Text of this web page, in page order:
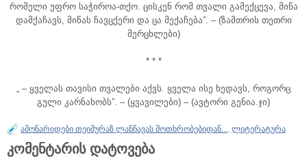
რომელი უფრო საჭიროა-თქო. ცისკენ რომ თვალი გამექცევა, მიწა
დამქაჩავს, მიწას ჩავცქერი და ცა მექაჩება”. – (ზამთრის თეთრი
მერცხლები)
* * *
„ – ყველას თავისი თვალები აქვს. ყველა ისე ხედავს, როგორც
გული კარნახობს”. – (ყვავილები) – (ავტორი გენია.ჯი)
ამონარიდები თეიმურაზ ლანჩავას მოთხრობებიდან..., ლიტერატურა
კომენტარის დატოვება